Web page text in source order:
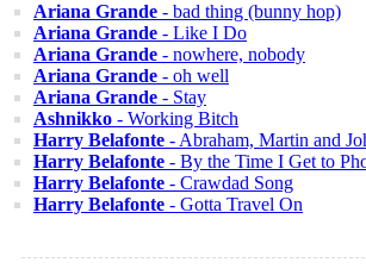
Ariana Grande - bad thing (bunny hop)
Ariana Grande - Like I Do
Ariana Grande - nowhere, nobody
Ariana Grande - oh well
Ariana Grande - Stay
Ashnikko - Working Bitch
Harry Belafonte - Abraham, Martin and
Harry Belafonte - By the Time I Get to
Harry Belafonte - Crawdad Song
Harry Belafonte - Gotta Travel On